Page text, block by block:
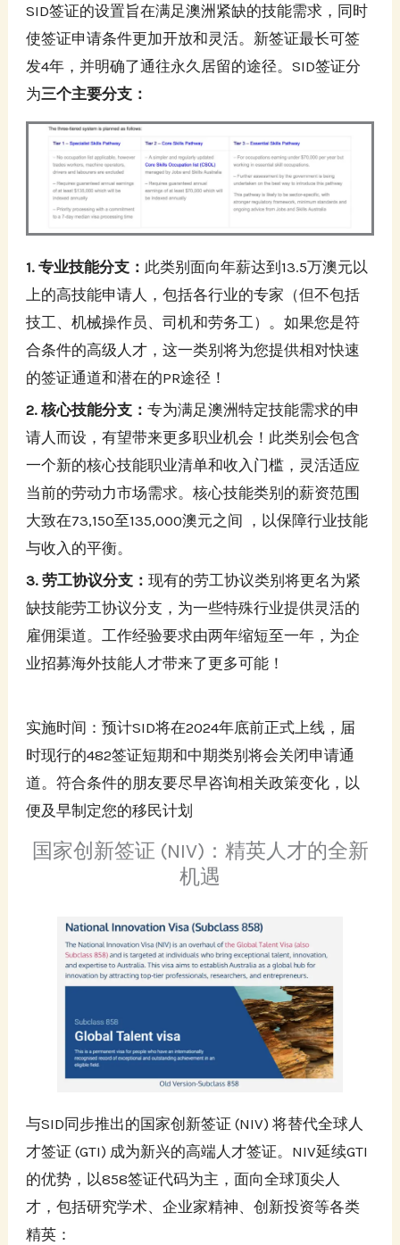
SID签证的设置旨在满足澳洲紧缺的技能需求，同时
使签证申请条件更加开放和灵活。新签证最长可签
发4年，并明确了通往永久居留的途径。SID签证分
为三个主要分支：
1. 专业技能分支： 此类别面向年薪达到13.5万澳元以
上的高技能申请人，包括各行业的专家（但不包括
技工、机械操作员、司机和劳务工）。如果您是符
合条件的高级人才，这一类别将为您提供相对快速
的签证通道和潜在的PR途径！
2️. 核心技能分支：专为满足澳洲特定技能需求的申
请人而设，有望带来更多职业机会！此类别会包含
一个新的核心技能职业清单和收入门槛，灵活适应
当前的劳动力市场需求。核心技能类别的薪资范围
大致在73,150至135,000澳元之间 ，以保障行业技能
与收入的平衡。
3️. 劳工协议分支：现有的劳工协议类别将更名为紧
缺技能劳工协议分支，为一些特殊行业提供灵活的
雇佣渠道。工作经验要求由两年缩短至一年，为企
业招募海外技能人才带来了更多可能！
实施时间：预计SID将在2024年底前正式上线，届
时现行的482签证短期和中期类别将会关闭申请通
道。符合条件的朋友要尽早咨询相关政策变化，以
便及早制定您的移民计划
国家创新签证 (NIV)：精英人才的全新
机遇
与SID同步推出的国家创新签证 (NIV) 将替代全球人
才签证 (GTI) 成为新兴的高端人才签证。NIV延续GTI
的优势，以858签证代码为主，面向全球顶尖人
才，包括研究学术、企业家精神、创新投资等各类
精英：